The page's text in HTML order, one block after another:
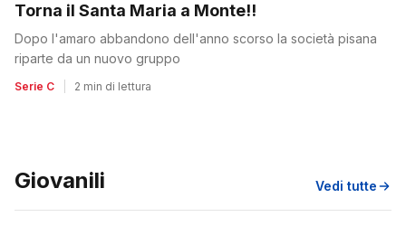
Torna il Santa Maria a Monte!!
Dopo l'amaro abbandono dell'anno scorso la società pisana
riparte da un nuovo gruppo
Serie C 2 min di lettura
Giovanili Vedi tutte